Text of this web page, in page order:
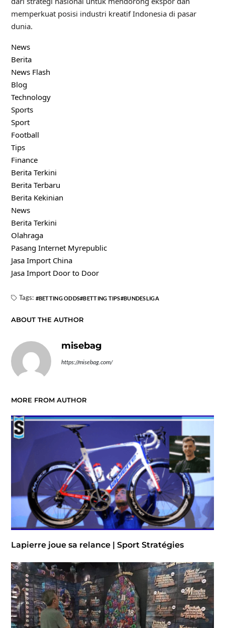
memperkuat posisi industri kreatif Indonesia di pasar
dunia.
News
Berita
News Flash
Blog
Technology
Sports
Sport
Football
Tips
Finance
Berita Terkini
Berita Terbaru
Berita Kekinian
News
Berita Terkini
Olahraga
Pasang Internet Myrepublic
Jasa Import China
Jasa Import Door to Door
Tags: BETTING ODDS BETTING TIPS BUNDESLIGA
ABOUT THE AUTHOR
misebag
https://misebag.com/
MORE FROM AUTHOR
Lapierre joue sa relance | Sport Stratégies